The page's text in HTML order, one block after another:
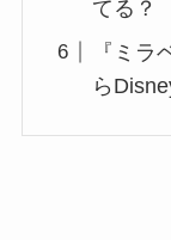
てる？
『ミ
ら